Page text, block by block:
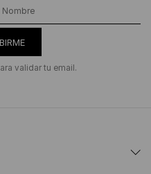
validar tu email.